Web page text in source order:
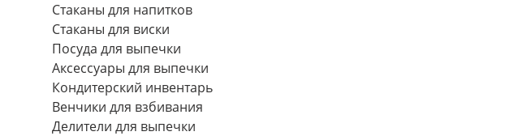
Стаканы для напитков
Стаканы для виски
Посуда для выпечки
Аксессуары для выпечки
Кондитерский инвентарь
Венчики для взбивания
Делители для выпечки